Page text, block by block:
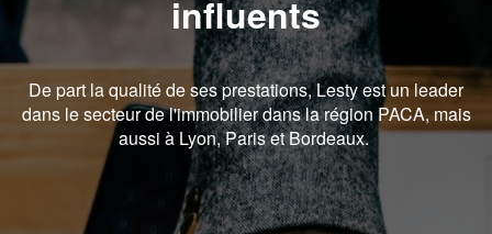
influents
De part la qualité de ses prestations, Lesty est un leader
dans le secteur de l'immobilier dans la région PACA, mais
aussi à Lyon, Paris et Bordeaux.